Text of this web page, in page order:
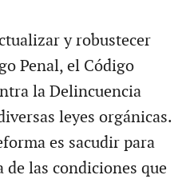
y robustecer
Penal, el Código
la Delincuencia
leyes orgánicas.
es sacudir para
de las condiciones que